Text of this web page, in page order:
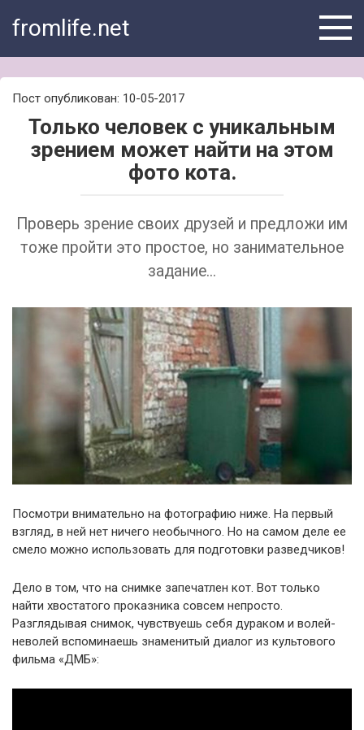
fromlife.net
Пост опубликован: 10-05-2017
Только человек с уникальным
зрением может найти на этом
фото кота.
Проверь зрение своих друзей и предложи им
тоже пройти это простое, но занимательное
задание...
Посмотри внимательно на фотографию ниже. На первый
взгляд, в ней нет ничего необычного. Но на самом деле ее
смело можно использовать для подготовки разведчиков!
Дело в том, что на снимке запечатлен кот. Вот только
найти хвостатого проказника совсем непросто.
Разглядывая снимок, чувствуешь себя дураком и волей-
неволей вспоминаешь знаменитый диалог из культового
фильма «ДМБ»: